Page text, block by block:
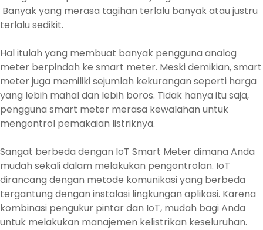
Banyak yang merasa tagihan terlalu banyak atau justru
terlalu sedikit.
Hal itulah yang membuat banyak pengguna analog
meter berpindah ke smart meter. Meski demikian, smart
meter juga memiliki sejumlah kekurangan seperti harga
yang lebih mahal dan lebih boros. Tidak hanya itu saja,
pengguna smart meter merasa kewalahan untuk
mengontrol pemakaian listriknya.
Sangat berbeda dengan IoT Smart Meter dimana Anda
mudah sekali dalam melakukan pengontrolan. IoT
dirancang dengan metode komunikasi yang berbeda
tergantung dengan instalasi lingkungan aplikasi. Karena
kombinasi pengukur pintar dan IoT, mudah bagi Anda
untuk melakukan manajemen kelistrikan keseluruhan.